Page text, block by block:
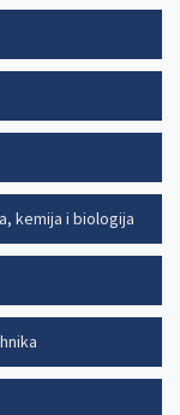
kemija i biologija